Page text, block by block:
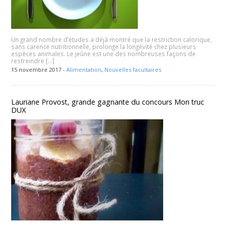
Un grand nombre d’études a déjà montré que la restriction calorique,
sans carence nutritionnelle, prolonge la longévité chez plusieurs
espèces animales. Le jeûne est une des nombreuses façons de
restreindre […]
15 novembre 2017 -Alimentation, Nouvelles facultaires
Lauriane Provost, grande gagnante du concours Mon truc
DUX